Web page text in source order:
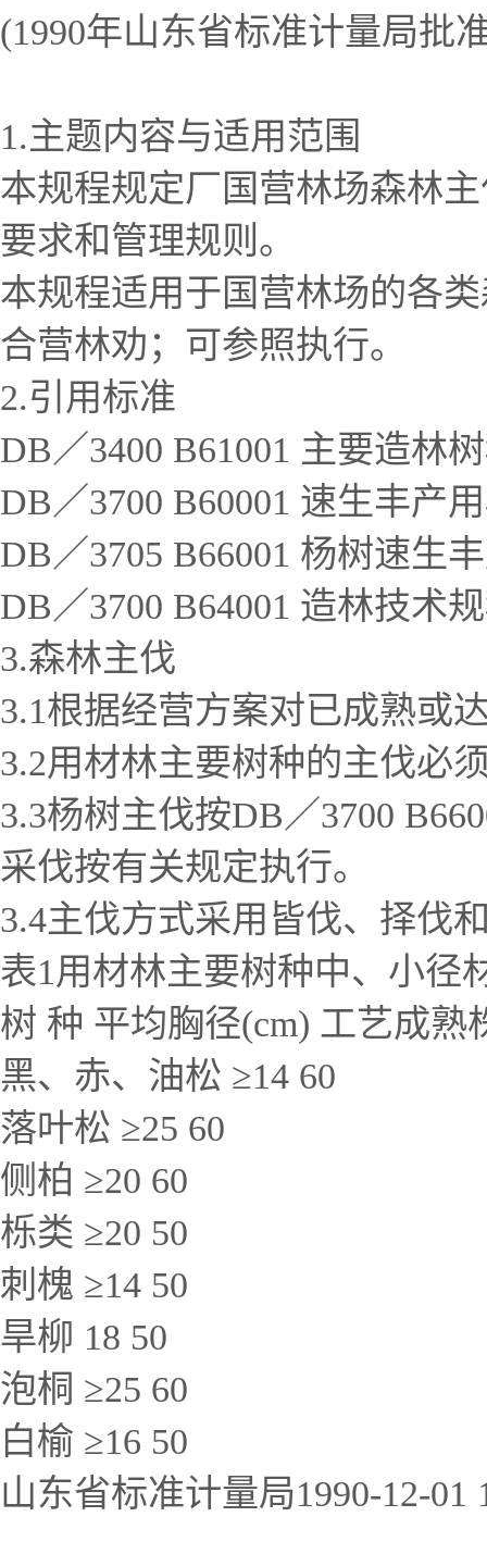
(1990年山东省标准计量局批
1.主题内容与适用范围
本规程规定厂国营林场森林
要求和管理规则。
本规程适用于国营林场的各
合营林劝；可参照执行。
2.引用标准
DB／3400 B61001 主要造林
DB／3700 B60001 速生丰产
DB／3705 B66001 杨树速生
DB／3700 B64001 造林技术
3.森林主伐
3.1根据经营方案对已成熟或
3.2用材林主要树种的主伐必
3.3杨树主伐按DB／3700
采伐按有关规定执行。
3.4主伐方式采用皆伐、择伐
表1用材林主要树种中、小径
树 种 平均胸径(cm) 工艺成熟
黑、赤、油松 ≥14 60
落叶松 ≥25 60
侧柏 ≥20 60
栎类 ≥20 50
刺槐 ≥14 50
旱柳 18 50
泡桐 ≥25 60
白榆 ≥16 50
山东省标准计量局1990-12-01